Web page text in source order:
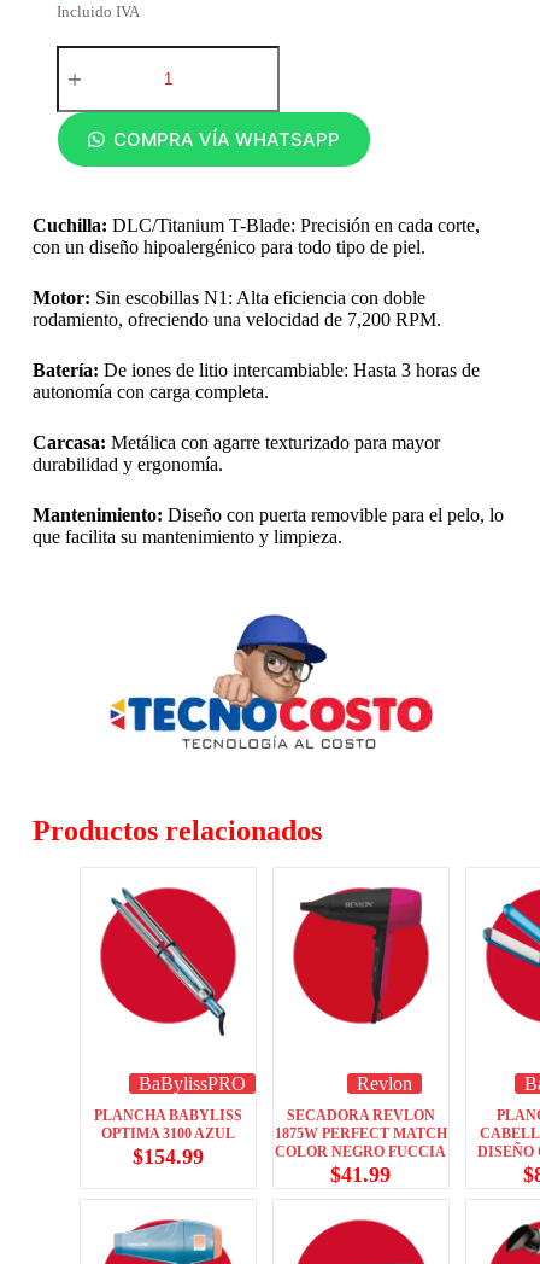
Incluido IVA
COMPRA VÍA WHATSAPP
Cuchilla: DLC/Titanium T-Blade: Precisión en cada corte,
con un diseño hipoalergénico para todo tipo de piel.
Motor: Sin escobillas N1: Alta eficiencia con doble
rodamiento, ofreciendo una velocidad de 7,200 RPM.
Batería: De iones de litio intercambiable: Hasta 3 horas de
autonomía con carga completa.
Carcasa: Metálica con agarre texturizado para mayor
durabilidad y ergonomía.
Mantenimiento: Diseño con puerta removible para el pelo, lo
que facilita su mantenimiento y limpieza.
Productos relacionados
BaBylissPRO
PLANCHA BABYLISS
OPTIMA 3100 AZUL
$154.99
Revlon
SECADORA REVLON
1875W PERFECT MATCH
COLOR NEGRO FUCCIA
$41.99 $